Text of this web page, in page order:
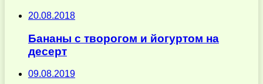
20.08.2018
Бананы с творогом и йогуртом на
десерт
09.08.2019